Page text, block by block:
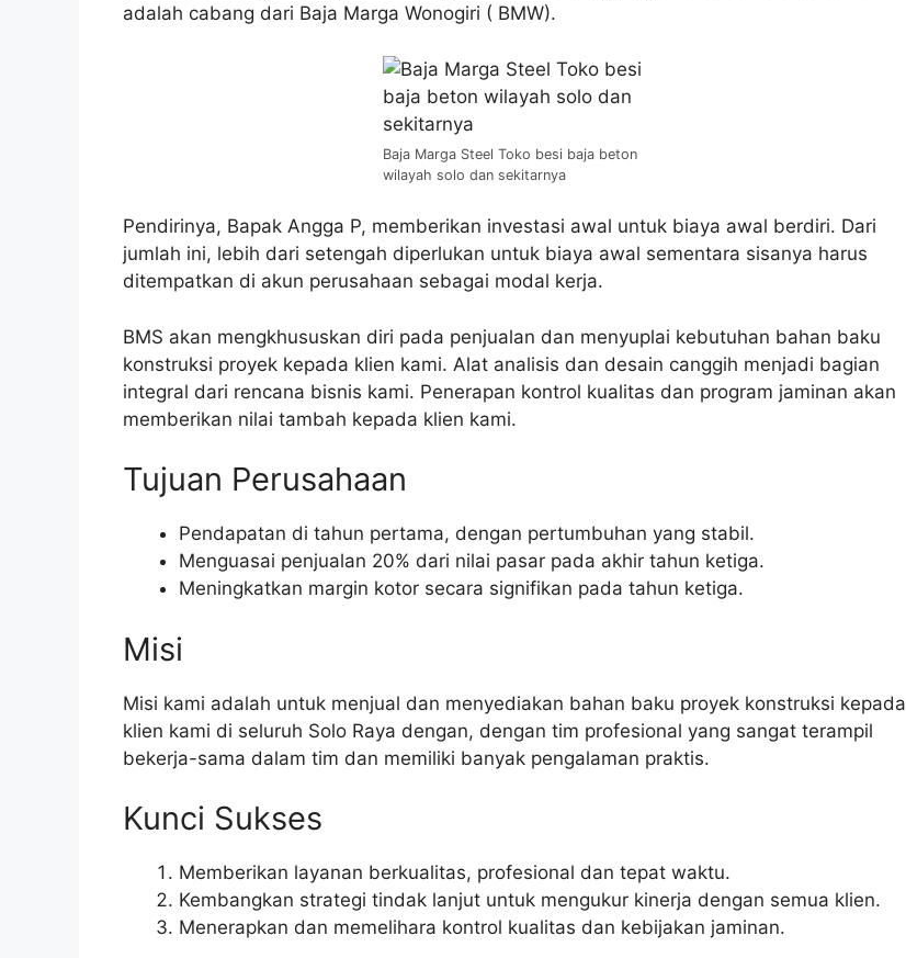
adalah cabang dari Baja Marga Wonogiri ( BMW).
Baja Marga Steel Toko besi baja beton
wilayah solo dan sekitarnya
Pendirinya, Bapak Angga P, memberikan investasi awal untuk biaya awal berdiri. Dari
jumlah ini, lebih dari setengah diperlukan untuk biaya awal sementara sisanya harus
ditempatkan di akun perusahaan sebagai modal kerja.
BMS akan mengkhususkan diri pada penjualan dan menyuplai kebutuhan bahan baku
konstruksi proyek kepada klien kami. Alat analisis dan desain canggih menjadi bagian
integral dari rencana bisnis kami. Penerapan kontrol kualitas dan program jaminan akan
memberikan nilai tambah kepada klien kami.
Tujuan Perusahaan
Pendapatan di tahun pertama, dengan pertumbuhan yang stabil.
Menguasai penjualan 20% dari nilai pasar pada akhir tahun ketiga.
Meningkatkan margin kotor secara signifikan pada tahun ketiga.
Misi
Misi kami adalah untuk menjual dan menyediakan bahan baku proyek konstruksi kepada
klien kami di seluruh Solo Raya dengan, dengan tim profesional yang sangat terampil
bekerja-sama dalam tim dan memiliki banyak pengalaman praktis.
Kunci Sukses
Memberikan layanan berkualitas, profesional dan tepat waktu.
Kembangkan strategi tindak lanjut untuk mengukur kinerja dengan semua klien.
Menerapkan dan memelihara kontrol kualitas dan kebijakan jaminan.